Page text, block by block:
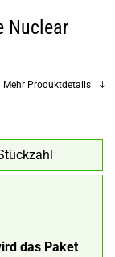
Nuclear
Mehr Produktdetails
das Paket